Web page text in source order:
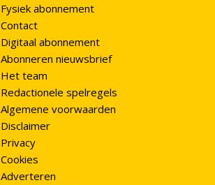
Fysiek abonnement
Contact
Digitaal abonnement
Abonneren nieuwsbrief
Het team
Redactionele spelregels
Algemene voorwaarden
Disclaimer
Privacy
Cookies
Adverteren